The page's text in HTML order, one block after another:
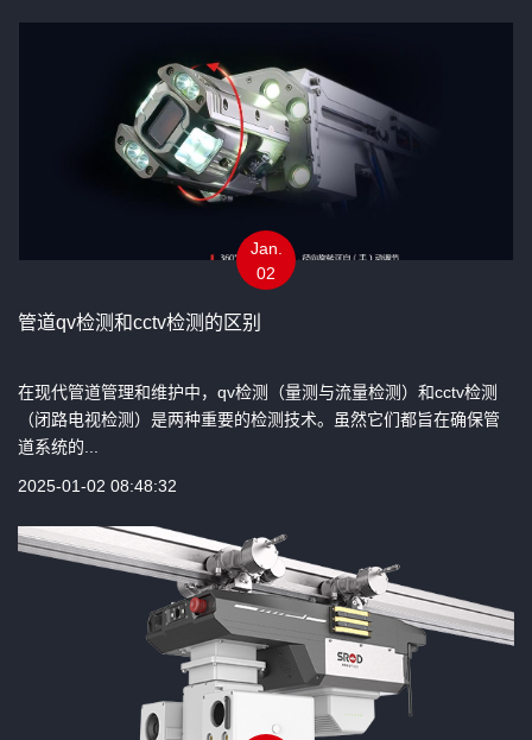
Jan.
02
管道qv检测和cctv检测的区别
在现代管道管理和维护中，qv检测（量测与流量检测）和cctv检测
（闭路电视检测）是两种重要的检测技术。虽然它们都旨在确保管
道系统的...
2025-01-02 08:48:32